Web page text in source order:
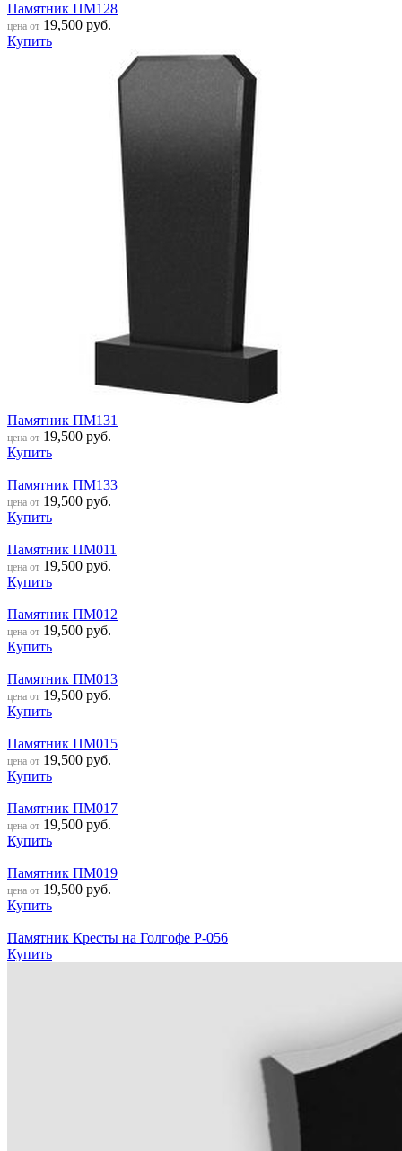
Памятник ПМ128
цена от 19,500 руб.
Купить
Памятник ПМ131
цена от 19,500 руб.
Купить
Памятник ПМ133
цена от 19,500 руб.
Купить
Памятник ПМ011
цена от 19,500 руб.
Купить
Памятник ПМ012
цена от 19,500 руб.
Купить
Памятник ПМ013
цена от 19,500 руб.
Купить
Памятник ПМ015
цена от 19,500 руб.
Купить
Памятник ПМ017
цена от 19,500 руб.
Купить
Памятник ПМ019
цена от 19,500 руб.
Купить
Памятник Кресты на Голгофе Р-056
Купить